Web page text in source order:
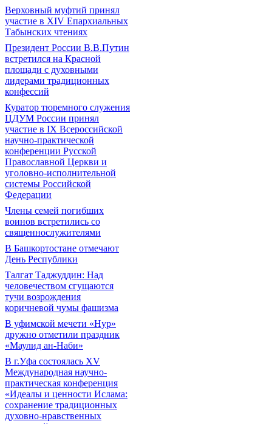
Верховный муфтий принял
участие в ХIV Епархиальных
Табынских чтениях
Президент России В.В.Путин
встретился на Красной
площади с духовными
лидерами традиционных
конфессий
Куратор тюремного служения
ЦДУМ России принял
участие в IX Всероссийской
научно-практической
конференции Русской
Православной Церкви и
уголовно-исполнительной
системы Российской
Федерации
Члены семей погибших
воинов встретились со
священнослужителями
В Башкортостане отмечают
День Республики
Талгат Таджуддин: Над
человечеством сгущаются
тучи возрождения
коричневой чумы фашизма
В уфимской мечети «Нур»
дружно отметили праздник
«Маулид ан-Наби»
В г.Уфа состоялась XV
Международная научно-
практическая конференция
«Идеалы и ценности Ислама:
сохранение традиционных
духовно-нравственных